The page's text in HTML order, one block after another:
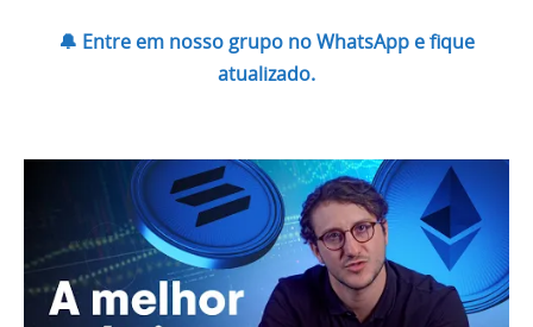
🔔 Entre em nosso grupo no WhatsApp e fique
atualizado.